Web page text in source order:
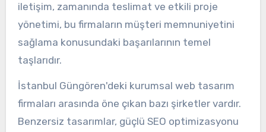
iletişim, zamanında teslimat ve etkili proje
yönetimi, bu firmaların müşteri memnuniyetini
sağlama konusundaki başarılarının temel
taşlarıdır.
İstanbul Güngören'deki kurumsal web tasarım
firmaları arasında öne çıkan bazı şirketler vardır.
Benzersiz tasarımlar, güçlü SEO optimizasyonu